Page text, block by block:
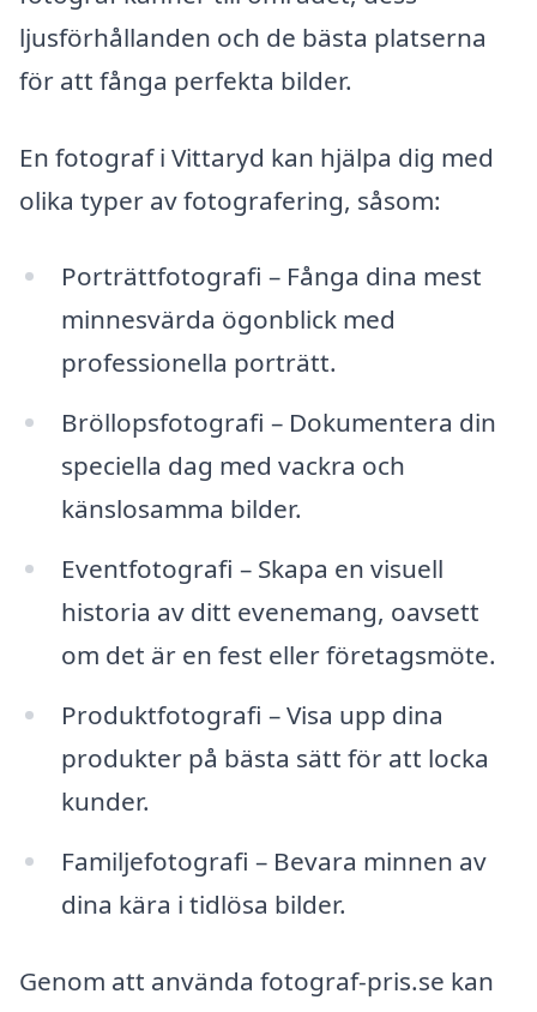
ljusförhållanden och de bästa platserna
för att fånga perfekta bilder.
En fotograf i Vittaryd kan hjälpa dig med
olika typer av fotografering, såsom:
Porträttfotografi – Fånga dina mest
minnesvärda ögonblick med
professionella porträtt.
Bröllopsfotografi – Dokumentera din
speciella dag med vackra och
känslosamma bilder.
Eventfotografi – Skapa en visuell
historia av ditt evenemang, oavsett
om det är en fest eller företagsmöte.
Produktfotografi – Visa upp dina
produkter på bästa sätt för att locka
kunder.
Familjefotografi – Bevara minnen av
dina kära i tidlösa bilder.
Genom att använda fotograf-pris.se kan